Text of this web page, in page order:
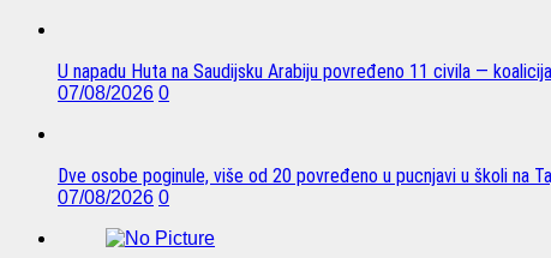
U napadu Huta na Saudijsku Arabiju povređeno 11 civila — koalicija
07/08/2026 0
Dve osobe poginule, više od 20 povređeno u pucnjavi u školi na
07/08/2026 0